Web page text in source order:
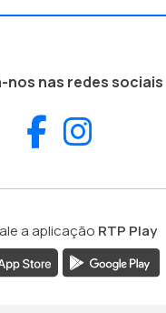
nos nas redes sociais
Facebook
a aplicação RTP Play